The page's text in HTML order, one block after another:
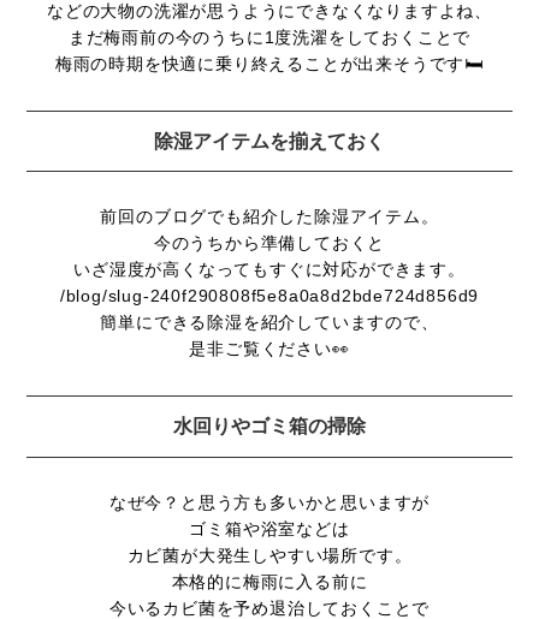
などの大物の洗濯が思うようにできなくなりますよね、
まだ梅雨前の今のうちに1度洗濯をしておくことで
梅雨の時期を快適に乗り終えることが出来そうです🛏
除湿アイテムを揃えておく
前回のブログでも紹介した除湿アイテム。
今のうちから準備しておくと
いざ湿度が高くなってもすぐに対応ができます。
/blog/slug-240f290808f5e8a0a8d2bde724d856d9
簡単にできる除湿を紹介していますので、
是非ご覧ください👀
水回りやゴミ箱の掃除
なぜ今？と思う方も多いかと思いますが
ゴミ箱や浴室などは
カビ菌が大発生しやすい場所です。
本格的に梅雨に入る前に
今いるカビ菌を予め退治しておくことで